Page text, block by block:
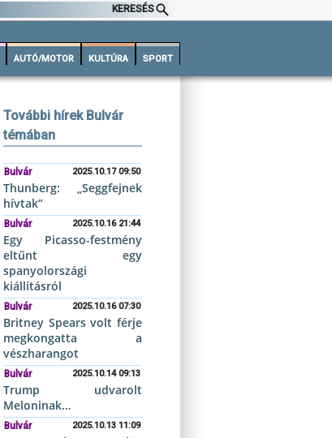
KERESÉS
AUTÓ/MOTOR KULTÚRA SPORT
További hírek Bulvár
témában
Bulvár 2025.10.17 09:50
Thunberg: „Seggfejnek
hívtak”
Bulvár 2025.10.16 21:44
Egy Picasso-festmény
eltűnt egy
spanyolországi
kiállításról
Bulvár 2025.10.16 07:30
Britney Spears volt férje
megkongatta a
vészharangot
Bulvár 2025.10.14 09:13
Trump udvarolt
Meloninak…
Bulvár 2025.10.13 11:09